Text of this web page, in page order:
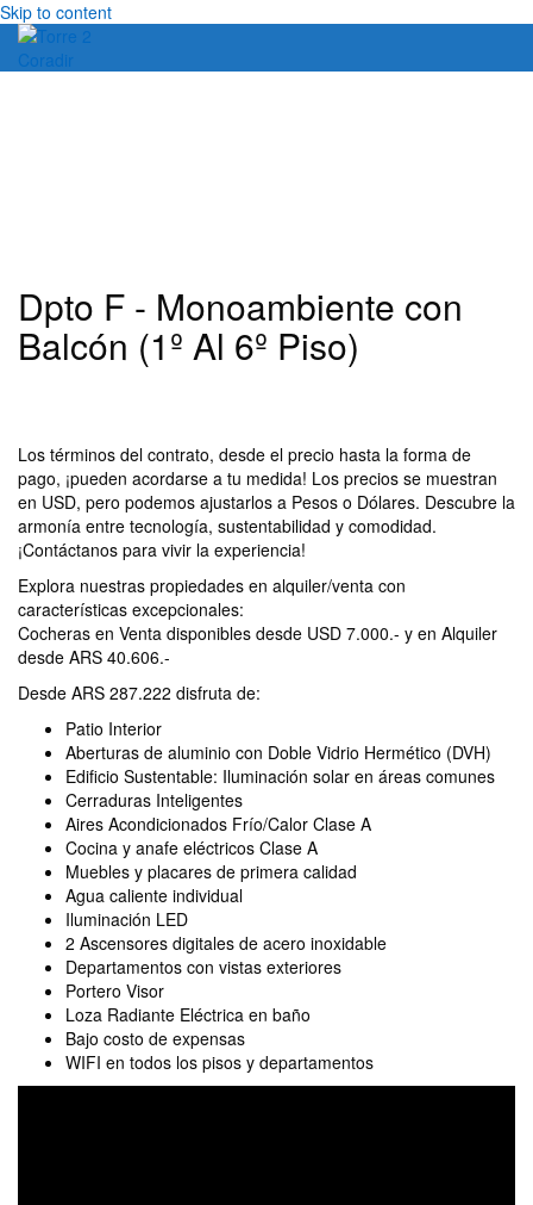
Skip to content
Dpto F - Monoambiente con
Balcón (1º Al 6º Piso)
Los términos del contrato, desde el precio hasta la forma de
pago, ¡pueden acordarse a tu medida! Los precios se muestran
en USD, pero podemos ajustarlos a Pesos o Dólares. Descubre la
armonía entre tecnología, sustentabilidad y comodidad.
¡Contáctanos para vivir la experiencia!
Explora nuestras propiedades en alquiler/venta con
características excepcionales:
Cocheras en Venta disponibles desde USD 7.000.- y en Alquiler
desde ARS 40.606.-
Desde ARS 287.222 disfruta de:
Patio Interior
Aberturas de aluminio con Doble Vidrio Hermético (DVH)
Edificio Sustentable: Iluminación solar en áreas comunes
Cerraduras Inteligentes
Aires Acondicionados Frío/Calor Clase A
Cocina y anafe eléctricos Clase A
Muebles y placares de primera calidad
Agua caliente individual
Iluminación LED
2 Ascensores digitales de acero inoxidable
Departamentos con vistas exteriores
Portero Visor
Loza Radiante Eléctrica en baño
Bajo costo de expensas
WIFI en todos los pisos y departamentos